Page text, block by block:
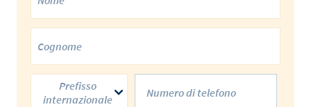
Prefisso
internazionale